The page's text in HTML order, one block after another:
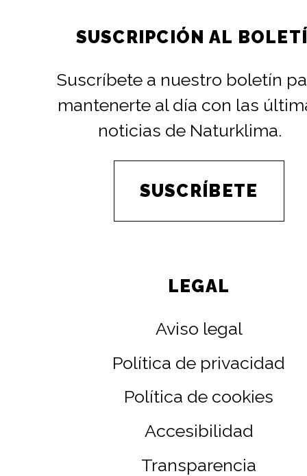
SUSCRIPCIÓN AL
Suscríbete a nuestro boletín
mantenerte al día con las
noticias de Naturklima.
SUSCRÍBETE
LEGAL
Aviso legal
Política de privacidad
Política de cookies
Accesibilidad
Transparencia